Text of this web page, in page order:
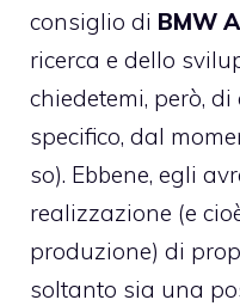
consiglio di BMW
ricerca e dello
chiedetemi, però,
specifico, dal
so). Ebbene, egli
realizzazione (e
produzione) di
soltanto sia una